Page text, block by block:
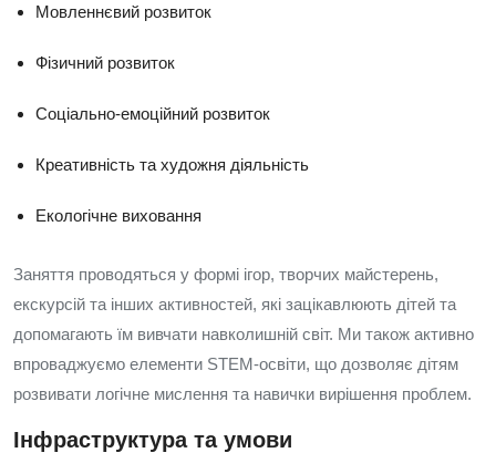
Мовленнєвий розвиток
Фізичний розвиток
Соціально-емоційний розвиток
Креативність та художня діяльність
Екологічне виховання
Заняття проводяться у формі ігор, творчих майстерень,
екскурсій та інших активностей, які зацікавлюють дітей та
допомагають їм вивчати навколишній світ. Ми також активно
впроваджуємо елементи STEM-освіти, що дозволяє дітям
розвивати логічне мислення та навички вирішення проблем.
Інфраструктура та умови